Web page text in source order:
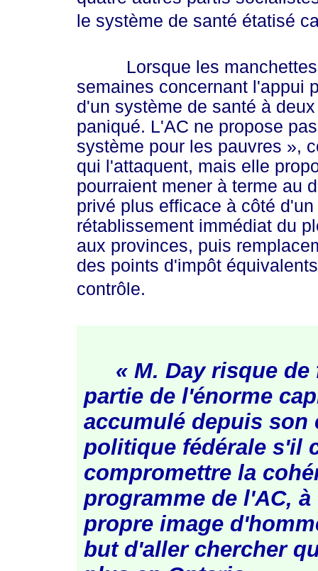
le système de santé étatisé
Lorsque les manchettes
semaines concernant l'appui
d'un système de santé à
paniqué. L'AC ne propose
système pour les pauvres »,
qui l'attaquent, mais elle
pourraient mener à terme au
privé plus efficace à côté
rétablissement immédiat du
aux provinces, puis
des points d'impôt
contrôle.
« M. Day risque
partie de l'énorme
accumulé depuis son
politique fédérale s'il
compromettre la
programme de l'AC,
propre image
but d'aller chercher